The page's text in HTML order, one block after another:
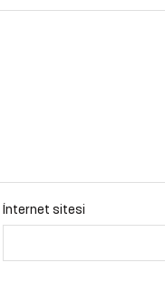
İnternet sitesi